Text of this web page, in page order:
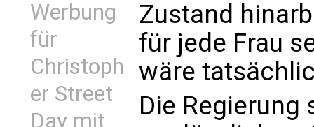
Werbung
für
Christoph
er Street
Day mit
Zustand
für jede Frau
wäre
Die Regierung